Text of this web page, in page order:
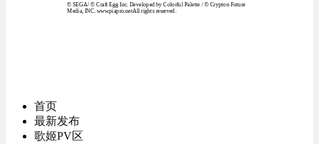
© SEGA / © Craft Egg Inc. Developed by Colorful Palette / © Crypton Future
Media, INC. www.piapro.netAll rights reserved.
首页
最新发布
歌姬PV区